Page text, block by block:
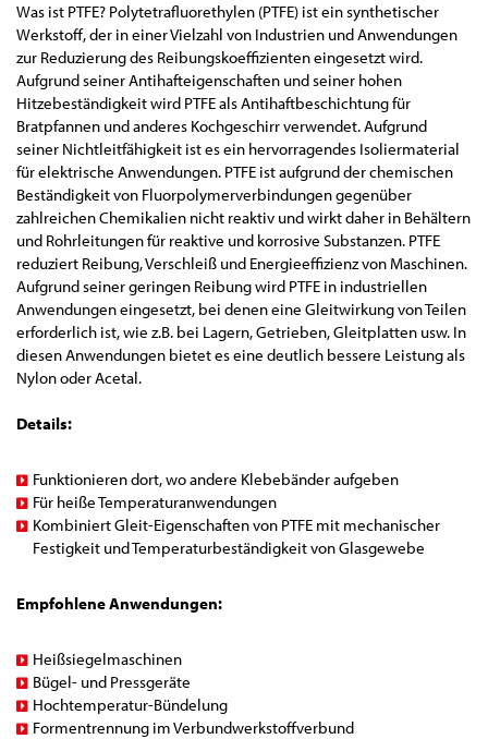
Was ist PTFE? Polytetrafluorethylen (PTFE) ist ein synthetischer
Werkstoff, der in einer Vielzahl von Industrien und Anwendungen
zur Reduzierung des Reibungskoeffizienten eingesetzt wird.
Aufgrund seiner Antihafteigenschaften und seiner hohen
Hitzebeständigkeit wird PTFE als Antihaftbeschichtung für
Bratpfannen und anderes Kochgeschirr verwendet. Aufgrund
seiner Nichtleitfähigkeit ist es ein hervorragendes Isoliermaterial
für elektrische Anwendungen. PTFE ist aufgrund der chemischen
Beständigkeit von Fluorpolymerverbindungen gegenüber
zahlreichen Chemikalien nicht reaktiv und wirkt daher in Behältern
und Rohrleitungen für reaktive und korrosive Substanzen. PTFE
reduziert Reibung, Verschleiß und Energieeffizienz von Maschinen.
Aufgrund seiner geringen Reibung wird PTFE in industriellen
Anwendungen eingesetzt, bei denen eine Gleitwirkung von Teilen
erforderlich ist, wie z.B. bei Lagern, Getrieben, Gleitplatten usw. In
diesen Anwendungen bietet es eine deutlich bessere Leistung als
Nylon oder Acetal.
Details:
Funktionieren dort, wo andere Klebebänder aufgeben
Für heiße Temperaturanwendungen
Kombiniert Gleit-Eigenschaften von PTFE mit mechanischer
Festigkeit und Temperaturbeständigkeit von Glasgewebe
​Empfohlene Anwendungen:
Heißsiegelmaschinen
Bügel- und Pressgeräte
Hochtemperatur-Bündelung
Formentrennung im Verbundwerkstoffverbund